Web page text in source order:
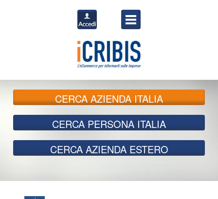
CERCAAZIENDA ITALIA
CERCA PERSONA ITALIA
CERCA AZIENDA ESTERO